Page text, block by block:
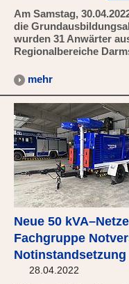
Am Samstag,
die
wurden 31 Anwärter
Regionalbereiche
mehr
Neue 50
Fachgruppe
Notinstandsetzung
28.04.2022